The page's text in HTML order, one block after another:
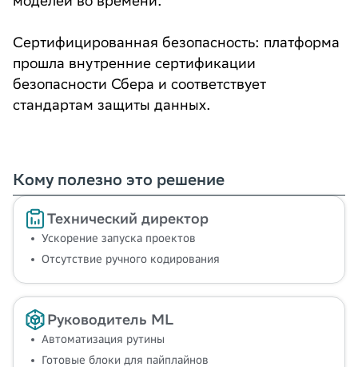
Сертифицированная безопасность: платформа
прошла внутренние сертификации
безопасности Сбера и соответствует
стандартам защиты данных.
Кому полезно это решение
Технический директор
Ускорение запуска проектов
Отсутствие ручного кодирования
Руководитель ML
Автоматизация рутины
Готовые блоки для пайплайнов